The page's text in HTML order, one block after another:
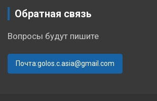
Обратная связь
Вопросы будут пишите
Почта:golos.c.asia@gmail.com